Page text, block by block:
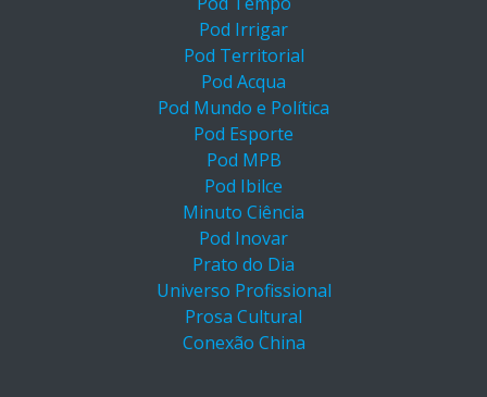
Pod Irrigar
Pod Territorial
Pod Acqua
Pod Mundo e Política
Pod Esporte
Pod MPB
Pod Ibilce
Minuto Ciência
Pod Inovar
Prato do Dia
Universo Profissional
Prosa Cultural
Conexão China